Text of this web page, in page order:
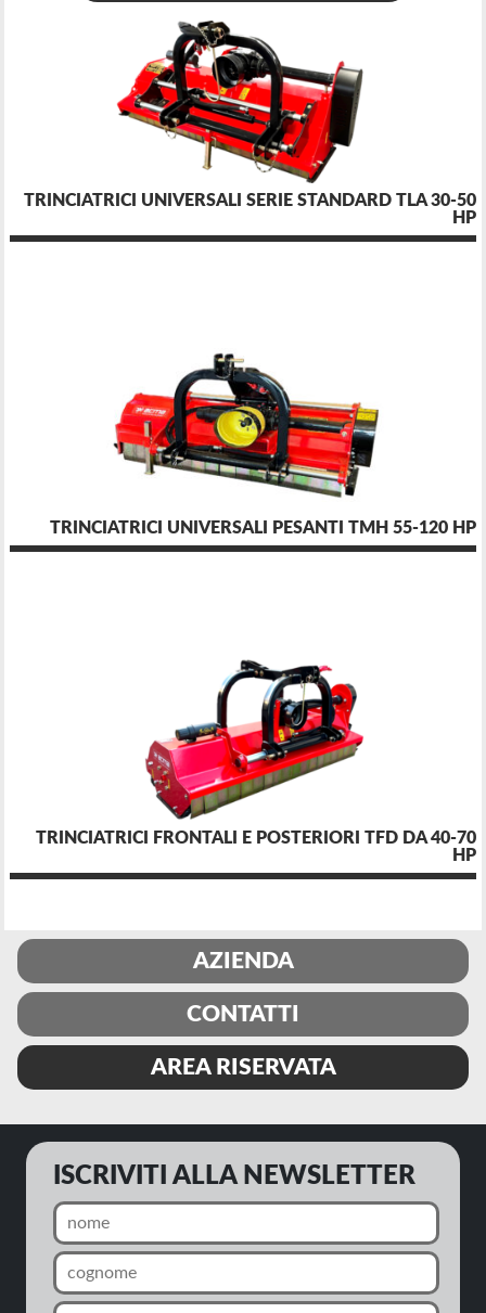
TRINCIATRICI UNIVERSALI SERIE STANDARD TLA 30-50
HP
TRINCIATRICI UNIVERSALI PESANTI TMH 55-120 HP
TRINCIATRICI FRONTALI E POSTERIORI TFD DA 40-70
HP
AZIENDA
CONTATTI
AREA RISERVATA
ISCRIVITI ALLA NEWSLETTER